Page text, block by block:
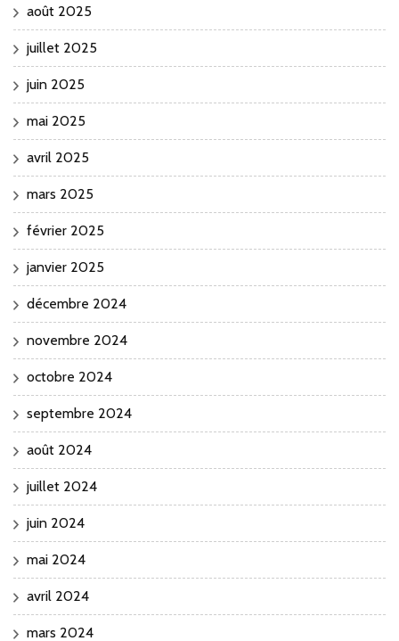
août 2025
juillet 2025
juin 2025
mai 2025
avril 2025
mars 2025
février 2025
janvier 2025
décembre 2024
novembre 2024
octobre 2024
septembre 2024
août 2024
juillet 2024
juin 2024
mai 2024
avril 2024
mars 2024